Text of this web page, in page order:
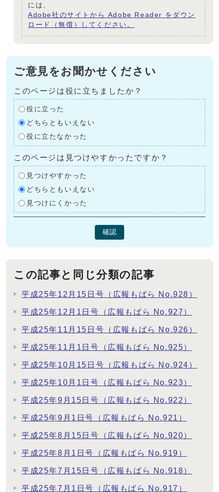
には、
Adobe社のサイトから Adobe Reader をダウン
ロード（無償）してください。
ご意見をお聞かせください
このページは役に立ちましたか？
役に立った
どちらともいえない
役に立たなかった
このページは見つけやすかったですか？
見つけやすかった
どちらともいえない
見つけにくかった
確認
この記事と同じ分類の記事
平成25年12月15日号（広報もばら No.928）
平成25年12月1日号（広報もばら No.927）
平成25年11月15日号（広報もばら No.926）
平成25年11月1日号（広報もばら No.925）
平成25年10月15日号（広報もばら No.924）
平成25年10月1日号（広報もばら No.923）
平成25年9月15日号（広報もばら No.922）
平成25年9月1日号（広報もばら No.921）
平成25年8月15日号（広報もばら No.920）
平成25年8月1日号（広報もばら No.919）
平成25年7月15日号（広報もばら No.918）
平成25年7月1日号（広報もばら No.917）